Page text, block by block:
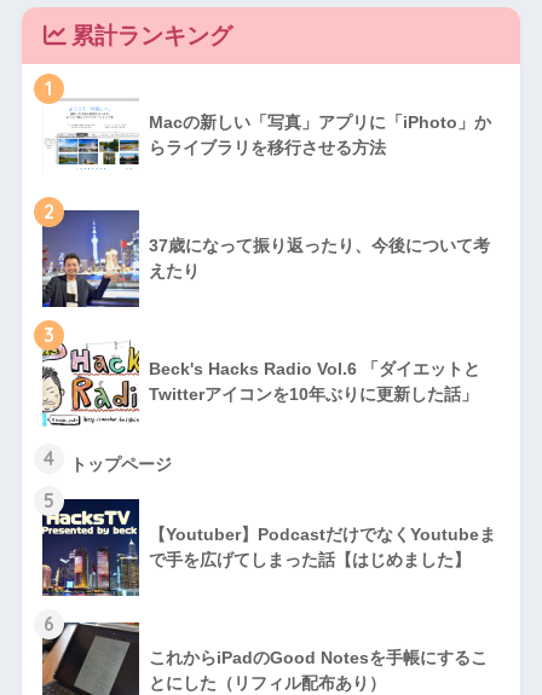
累計ランキング
1
Macの新しい「写真」アプリに「iPhoto」か
らライブラリを移行させる方法
2
37歳になって振り返ったり、今後について考
えたり
3
Beck's Hacks Radio Vol.6 「ダイエットと
Twitterアイコンを10年ぶりに更新した話」
4 トップページ
5
【Youtuber】PodcastだけでなくYoutubeま
で手を広げてしまった話【はじめました】
6
これからiPadのGood Notesを手帳にするこ
とにした（リフィル配布あり）